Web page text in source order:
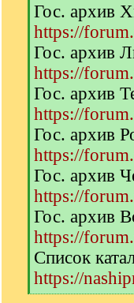
[
q
]
Гос. архив
https://
Гос. архив
https://
Гос. архив
https://
Гос. архив
https://
Гос. архив
https://
Гос. архив
https://
Список
https://
[